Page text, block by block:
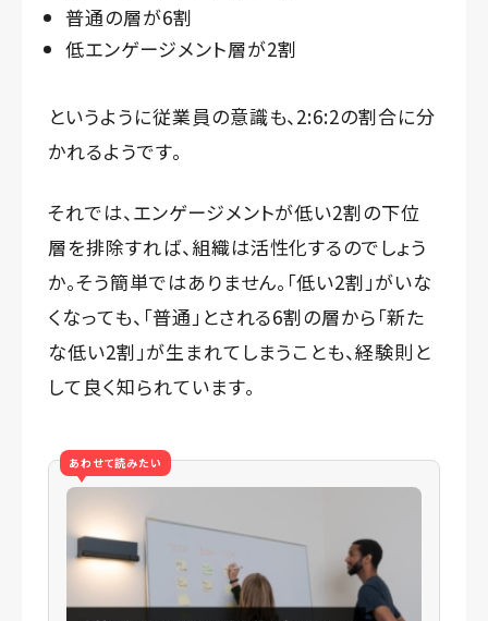
普通の層が6割
低エンゲージメント層が2割
というように従業員の意識も、2:6:2の割合に分
かれるようです。
それでは、エンゲージメントが低い2割の下位
層を排除すれば、組織は活性化するのでしょう
か。そう簡単ではありません。「低い2割」がいな
くなっても、「普通」とされる6割の層から「新た
な低い2割」が生まれてしまうことも、経験則と
して良く知られています。
あわせて読みたい